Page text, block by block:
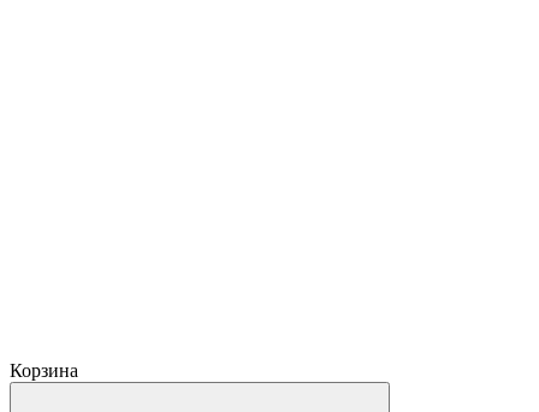
Корзина